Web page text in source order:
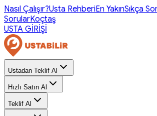
Nasıl Çalışır?Usta RehberiEn YakınSıkça
SorularKoçtaş
USTA GİRİŞİ
Ustadan Teklif Al
Hızlı Satın Al
Teklif Al